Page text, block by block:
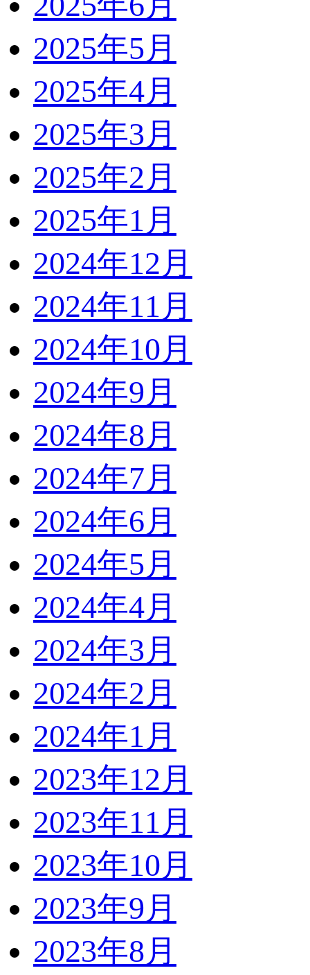
2025年5月
2025年4月
2025年3月
2025年2月
2025年1月
2024年12月
2024年11月
2024年10月
2024年9月
2024年8月
2024年7月
2024年6月
2024年5月
2024年4月
2024年3月
2024年2月
2024年1月
2023年12月
2023年11月
2023年10月
2023年9月
2023年8月